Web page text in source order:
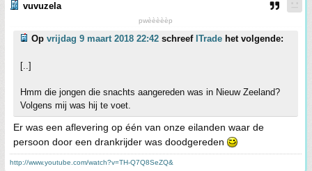
vuvuzela
pwèèèèèp
Op vrijdag 9 maart 2018 22:42 schreef ITrade het volgende:
[..]
Hmm die jongen die snachts aangereden was in Nieuw Zeeland?
Volgens mij was hij te voet.
Er was een aflevering op één van onze eilanden waar de
persoon door een drankrijder was doodgereden
http://www.youtube.com/watch?v=TH-Q7Q8SeZQ&